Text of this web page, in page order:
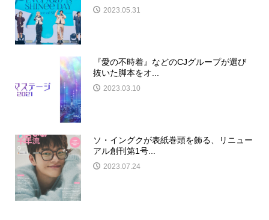
2023.05.31
『愛の不時着』などのCJグループが選び
抜いた脚本をオ...
2023.03.10
ソ・イングクが表紙巻頭を飾る、リニュー
アル創刊第1号...
2023.07.24